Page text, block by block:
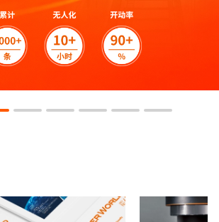
活动详情
更多信息
用于加工中心的自动化系统
用于车削中心的自动化系统
更多信息
更多信息
更多信息